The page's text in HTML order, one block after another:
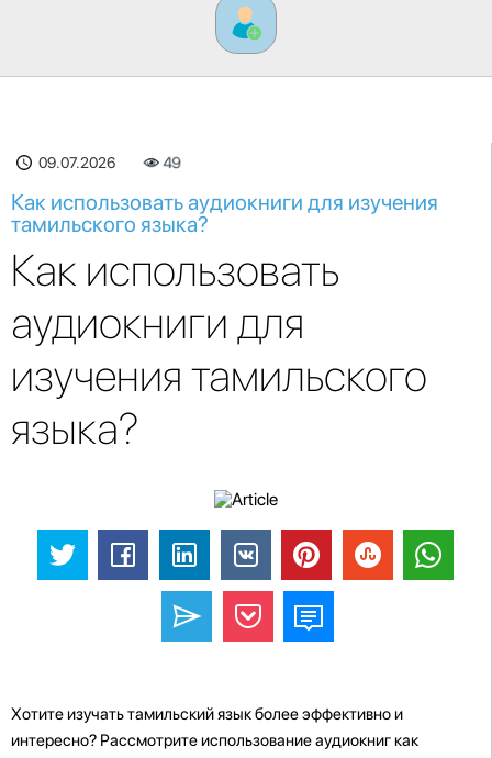
09.07.2026 49
Как использовать аудиокниги для изучения
тамильского языка?
Как использовать
аудиокниги для
изучения тамильского
языка?
Хотите изучать тамильский язык более эффективно и
интересно? Рассмотрите использование аудиокниг как